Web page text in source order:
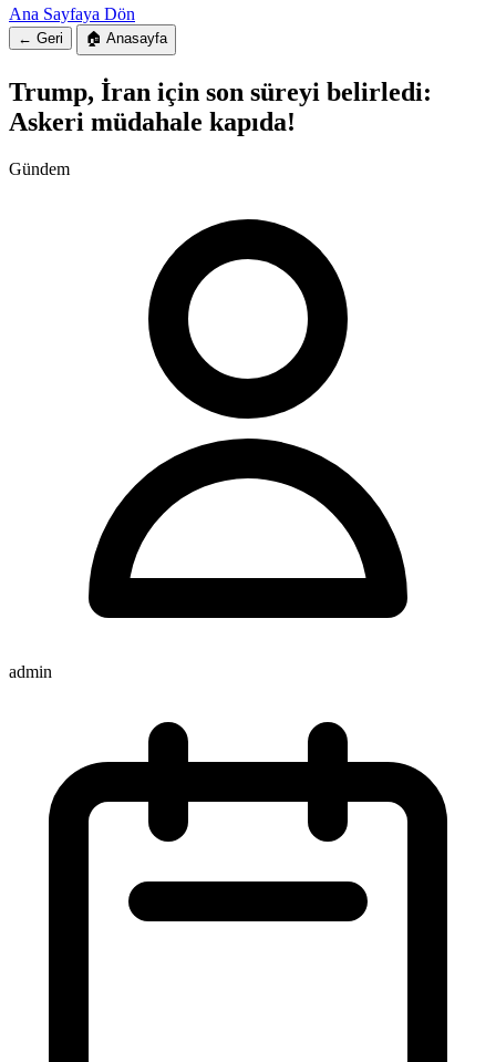
Ana Sayfaya Dön
← Geri 🏠 Anasayfa
Trump, İran için son süreyi belirledi:
Askeri müdahale kapıda!
Gündem
admin